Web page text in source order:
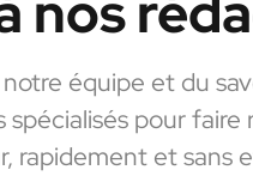
équipe et du
spécialisés pour
rapidement et sans